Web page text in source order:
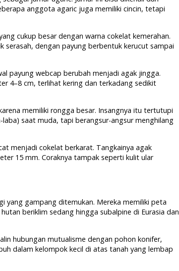
anggota agaric juga memiliki cincin, tetapi
cukup besar dengan warna cokelat kemerahan.
serasah, dengan payung berbentuk kerucut sampai
payung webcap berubah menjadi agak jingga.
4–8 cm, terlihat kering dan terkadang sedikit
memiliki rongga besar. Insangnya itu tertutupi
saat muda, tapi berangsur-angsur menghilang
menjadi cokelat berkarat. Tangkainya agak
15 mm. Coraknya tampak seperti kulit ular
yang gampang ditemukan. Mereka memiliki peta
beriklim sedang hingga subalpine di Eurasia dan
hubungan mutualisme dengan pohon konifer,
dalam kelompok kecil di atas tanah yang lembap